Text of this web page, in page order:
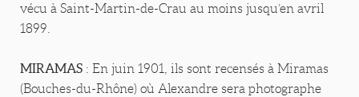
vécu à Saint-Martin-de-Crau au moins jusqu’en avril
1899.
MIRAMAS : En juin 1901, ils sont recensés à Miramas
(Bouches-du-Rhône) où Alexandre sera photographe